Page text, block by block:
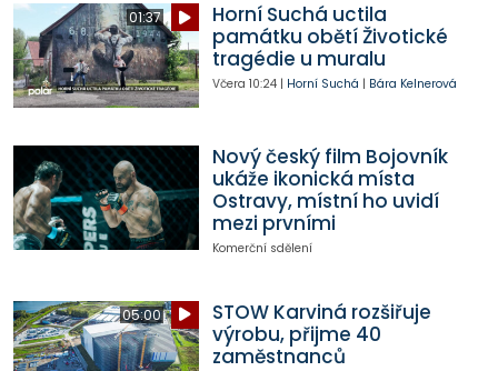
01:37
Horní Suchá uctila
památku obětí Životické
tragédie u muralu
Včera 10:24| Horní Suchá | Bára Kelnerová
Nový český film Bojovník
ukáže ikonická místa
Ostravy, místní ho uvidí
mezi prvními
Komerční sdělení
05:00
STOW Karviná rozšiřuje
výrobu, přijme 40
zaměstnanců